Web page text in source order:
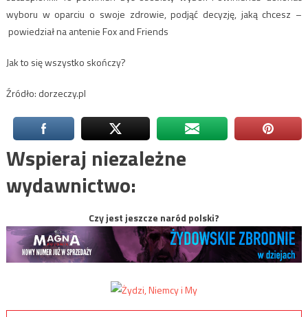
wyboru w oparciu o swoje zdrowie, podjąć decyzję, jaką chcesz –
powiedział na antenie Fox and Friends
Jak to się wszystko skończy?
Źródło: dorzeczy.pl
Wspieraj niezależne
wydawnictwo:
Czy jest jeszcze naród polski?